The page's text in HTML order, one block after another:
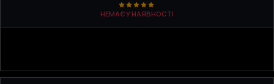
НЕМАЄ У НАЯВНОСТІ